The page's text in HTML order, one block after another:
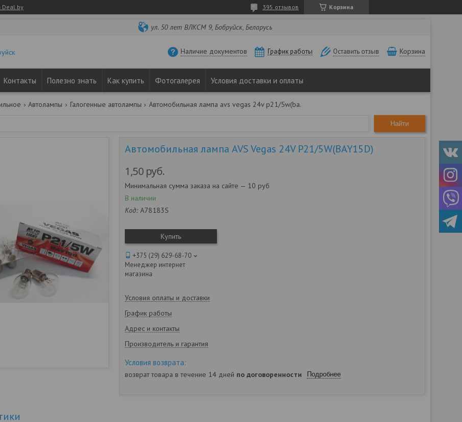
Deal.by Корзина
395 отзывов
ул. 50 лет ВЛКСМ 9, Бобруйск, Беларусь
Наличие документов График работы Оставить отзыв Корзина
Контакты Полезно знать Как купить Фотогалерея Условия доставки и оплаты
Автолампы Галогенные автолампы Автомобильная лампа avs vegas 24v p21/5w(bay15d)
Найти
Автомобильная лампа AVS Vegas 24V P21/5W(BAY15D)
1,50 руб.
Минимальная сумма заказа на сайте — 10 руб
В наличии
Код: A78183S
Купить
+375 (29) 629-68-70
Менеджер интернет
магазина
Условия оплаты и доставки
График работы
Адрес и контакты
Производитель и гарантия
возврат товара в течение 14 дней по договоренности Подробнее